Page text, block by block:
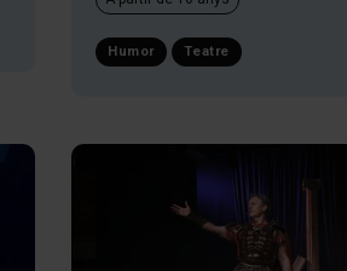
Humor Teatre